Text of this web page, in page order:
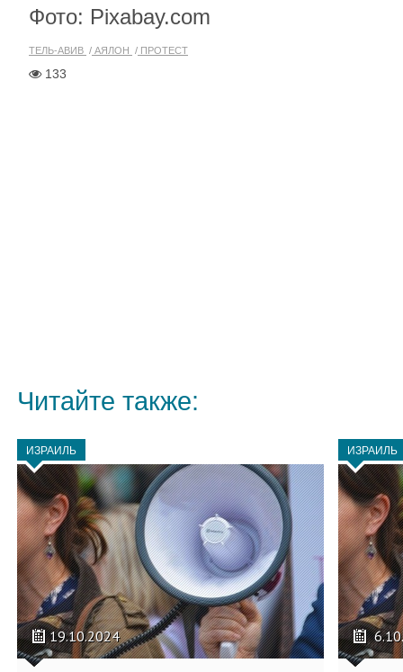
Фото: Pixabay.com
ТЕЛЬ-АВИВ АЯЛОН ПРОТЕСТ
133
Читайте также:
ИЗРАИЛЬ
19.10.2024
ИЗРАИЛЬ